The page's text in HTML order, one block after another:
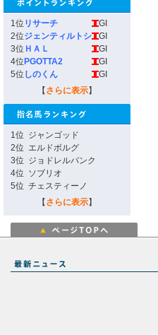
1位 リサーチ
GI
2位ジェンティルトシ
GI
3位 ＨＡＬ
GI
4位 PGOTTA2
GI
5位 しのくん
GI
【 さらに表示】
1位 ジャンゴッド
2位 エルドボルグ
3位 ジョドレルバンク
4位 ソブリオ
5位 チェスティーノ
【 さらに表示】